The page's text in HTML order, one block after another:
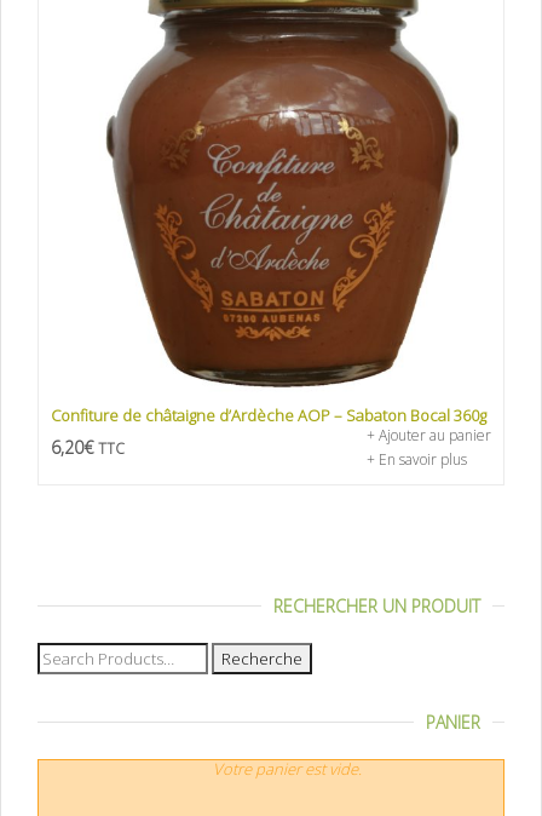
Confiture de châtaigne d’Ardèche AOP – Sabaton Bocal 360g
6,20€ TTC
+ Ajouter au panier
+ En savoir plus
RECHERCHER UN PRODUIT
Recherche
pour :
PANIER
Votre panier est vide.